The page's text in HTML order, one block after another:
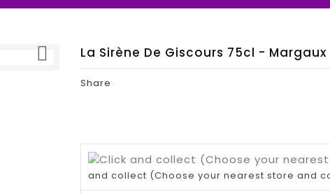
 La Sirène De Giscours 75cl - Margaux
Share
and collect (Choose your nearest store and